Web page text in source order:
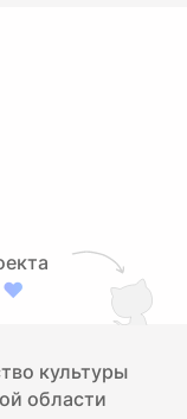
❤
культуры
области